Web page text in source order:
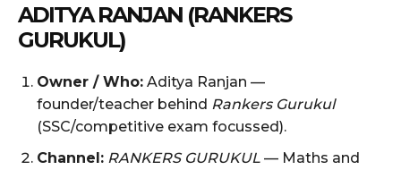
ADITYA RANJAN (RANKERS
GURUKUL)
Owner / Who: Aditya Ranjan —
founder/teacher behind Rankers Gurukul
(SSC/competitive exam focussed).
Channel: RANKERS GURUKUL — Maths and